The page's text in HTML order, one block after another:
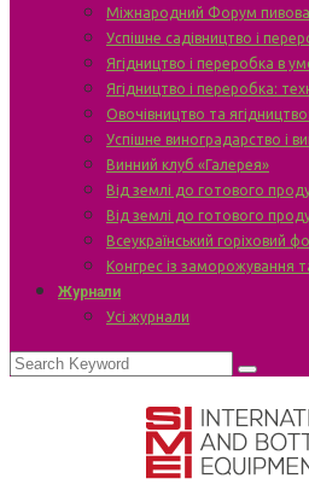
Міжнародний Форум
Успішне садівництво і
Ягідництво і переробка в
Ягідництво і переробка:
Овочівництво та
Успішне виноградарство і
Винний клуб «Галерея»
Від землі до готового
Від землі до готового
Всеукраїнський горіховий
Конгрес із заморожування
Журнали
Усі журнали